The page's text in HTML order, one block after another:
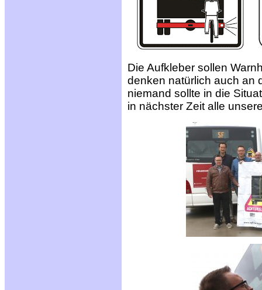
Die Aufkleber sollen
denken natürlich auch an
niemand sollte in die
in nächster Zeit alle